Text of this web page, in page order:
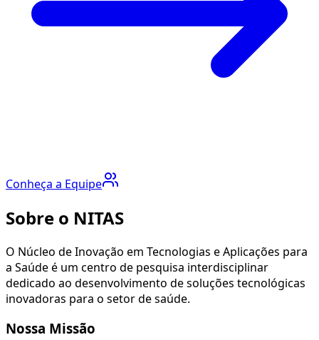
Conheça a Equipe
Sobre o NITAS
O Núcleo de Inovação em Tecnologias e Aplicações para
a Saúde é um centro de pesquisa interdisciplinar
dedicado ao desenvolvimento de soluções tecnológicas
inovadoras para o setor de saúde.
Nossa Missão